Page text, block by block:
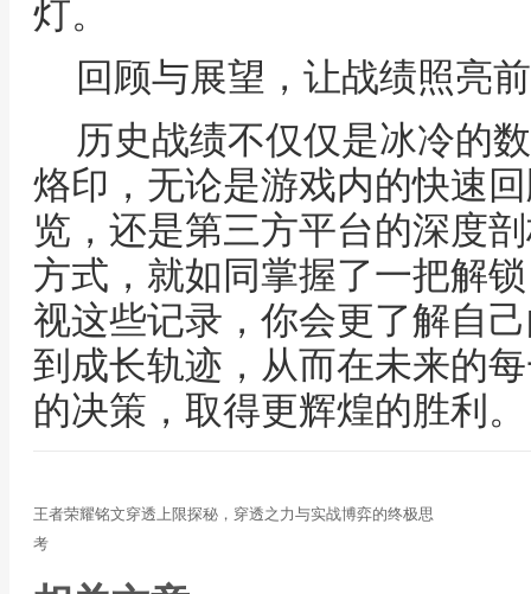
灯。
回顾与展望，让战绩照亮
历史战绩不仅仅是冰冷的
烙印，无论是游戏内的快速
览，还是第三方平台的深度
方式，就如同掌握了一把解
视这些记录，你会更了解自
到成长轨迹，从而在未来的
的决策，取得更辉煌的胜利。
王者荣耀铭文穿透上限探秘，穿透之力与实战博弈的终极思
考